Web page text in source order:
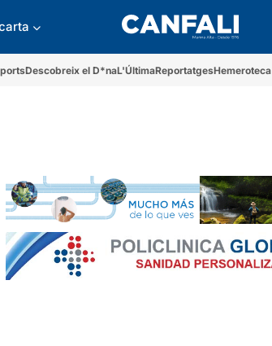
Descobreix el D*naL'ÚltimaReportatgesHemeroteca